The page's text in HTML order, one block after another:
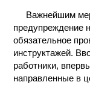
Важнейшим
предупреждение
обязательное
инструктажей.
работники,
направленные в